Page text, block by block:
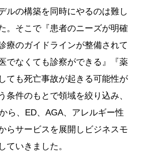
ルの構築を同時にやるのは難し
。そこで『患者のニーズが明確
療のガイドラインが整備されて
でなくても診察ができる』『薬
ても死亡事故が起きる可能性が
条件のもとで領域を絞り込み、
ら、ED、AGA、アレルギー性
らサービスを展開しビジネスモ
ていきました。